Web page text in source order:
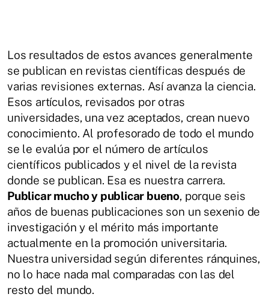
Los resultados de estos avances generalmente
se publican en revistas científicas después de
varias revisiones externas. Así avanza la ciencia.
Esos artículos, revisados por otras
universidades, una vez aceptados, crean nuevo
conocimiento. Al profesorado de todo el mundo
se le evalúa por el número de artículos
científicos publicados y el nivel de la revista
donde se publican. Esa es nuestra carrera.
Publicar mucho y publicar bueno, porque seis
años de buenas publicaciones son un sexenio de
investigación y el mérito más importante
actualmente en la promoción universitaria.
Nuestra universidad según diferentes ránquines,
no lo hace nada mal comparadas con las del
resto del mundo.